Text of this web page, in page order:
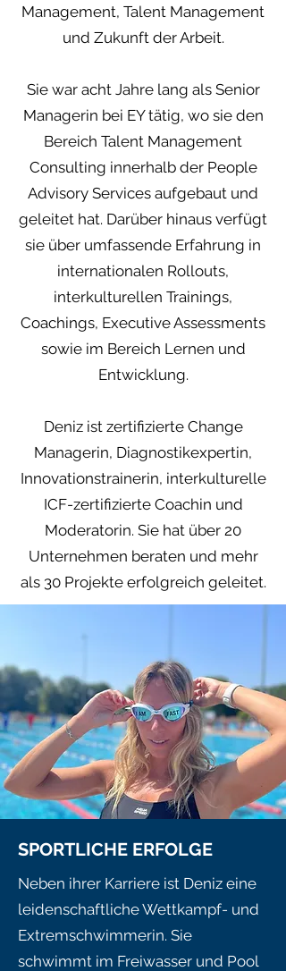
Management, Talent Management
und Zukunft der Arbeit.
Sie war acht Jahre lang als Senior
Managerin bei EY tätig, wo sie den
Bereich Talent Management
Consulting innerhalb der People
Advisory Services aufgebaut und
geleitet hat. Darüber hinaus verfügt
sie über umfassende Erfahrung in
internationalen Rollouts,
interkulturellen Trainings,
Coachings, Executive Assessments
sowie im Bereich Lernen und
Entwicklung.
Deniz ist zertifizierte Change
Managerin, Diagnostikexpertin,
Innovationstrainerin, interkulturelle
ICF-zertifizierte Coachin und
Moderatorin. Sie hat über 20
Unternehmen beraten und mehr
als 30 Projekte erfolgreich geleitet.
SPORTLICHE ERFOLGE
Neben ihrer Karriere ist Deniz eine
leidenschaftliche Wettkampf- und
Extremschwimmerin. Sie
schwimmt im Freiwasser und Pool